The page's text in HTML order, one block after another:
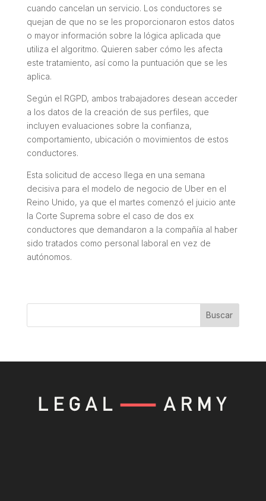
cuando cancelan un servicio. Los conductores se
quejan de que no se les proporcionaron estos datos
o mayor información sobre la lógica aplicada que
utiliza el algoritmo. Quieren saber cómo les afecta
este tratamiento, así como la puntuación que se les
aplica.
Según el RGPD, ambos trabajadores desean acceder
a los datos de la creación de sus perfiles, que
incluyen evaluaciones sobre la confianza,
comportamiento, ubicación o movimientos de estos
conductores.
Esta solicitud de acceso llega en una semana
decisiva para el modelo de negocio de Uber en el
Reino Unido, ya que el martes comenzó el juicio ante
la Corte Suprema sobre el caso de dos ex
conductores que demandaron a la compañía al haber
sido tratados como personal laboral en vez de
autónomos.
Buscar